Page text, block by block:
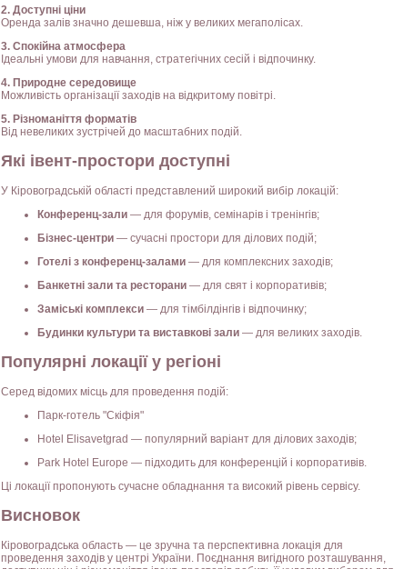
2. Доступні ціни
Оренда залів значно дешевша, ніж у великих мегаполісах.
3. Спокійна атмосфера
Ідеальні умови для навчання, стратегічних сесій і відпочинку.
4. Природне середовище
Можливість організації заходів на відкритому повітрі.
5. Різноманіття форматів
Від невеликих зустрічей до масштабних подій.
Які івент-простори доступні
У Кіровоградській області представлений широкий вибір локацій:
Конференц-зали — для форумів, семінарів і тренінгів;
Бізнес-центри — сучасні простори для ділових подій;
Готелі з конференц-залами — для комплексних заходів;
Банкетні зали та ресторани — для свят і корпоративів;
Заміські комплекси — для тімбілдінгів і відпочинку;
Будинки культури та виставкові зали — для великих заходів.
Популярні локації у регіоні
Серед відомих місць для проведення подій:
Парк-готель "Скіфія"
Hotel Elisavetgrad — популярний варіант для ділових заходів;
Park Hotel Europe — підходить для конференцій і корпоративів.
Ці локації пропонують сучасне обладнання та високий рівень сервісу.
Висновок
Кіровоградська область — це зручна та перспективна локація для
проведення заходів у центрі України. Поєднання вигідного розташування,